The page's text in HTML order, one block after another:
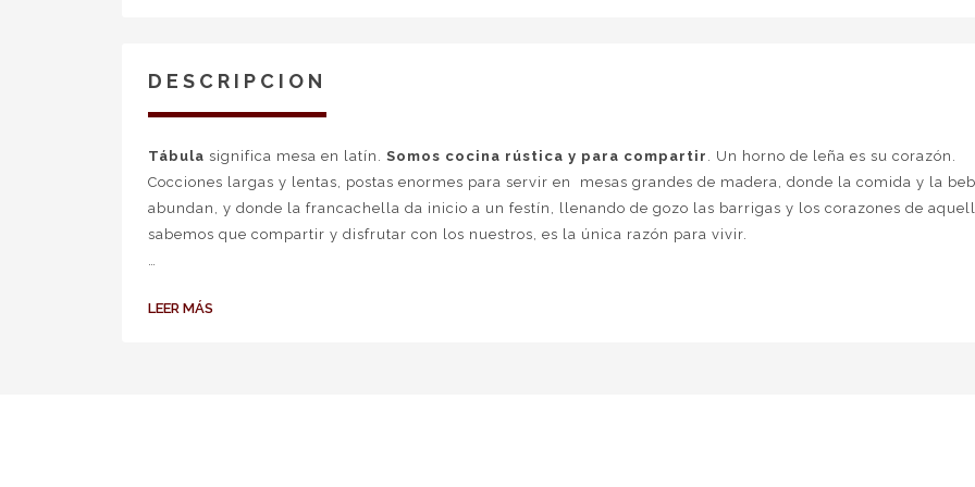
DESCRIPCION
Tábula significa mesa en latín. Somos cocina rústica y para compartir . Un horno de leña es su corazón.
Cocciones largas y lentas, postas enormes para servir en mesas grandes de madera, donde la comida y la
abundan, y donde la francachella da inicio a un festín, llenando de gozo las barrigas y los corazones de
sabemos que compartir y disfrutar con los nuestros, es la única razón para vivir.
cliente que deja de ser cliente y se convierte en un nombre y en un amigo y en que los amigos son iguales en
LEER MÁS